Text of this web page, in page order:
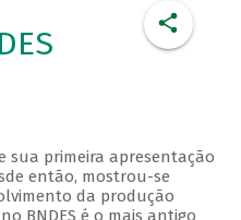
sua primeira apresentação
então, mostrou-se
da produção